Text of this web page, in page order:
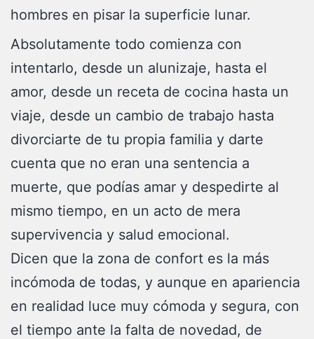
hombres en pisar la superficie lunar.
Absolutamente todo comienza con
intentarlo, desde un alunizaje, hasta el
amor, desde un receta de cocina hasta un
viaje, desde un cambio de trabajo hasta
divorciarte de tu propia familia y darte
cuenta que no eran una sentencia a
muerte, que podías amar y despedirte al
mismo tiempo, en un acto de mera
supervivencia y salud emocional.
Dicen que la zona de confort es la más
incómoda de todas, y aunque en apariencia
en realidad luce muy cómoda y segura, con
el tiempo ante la falta de novedad, de